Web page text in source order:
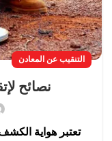
التنقيب عن المعادن
نصائح
تعتبر هواية